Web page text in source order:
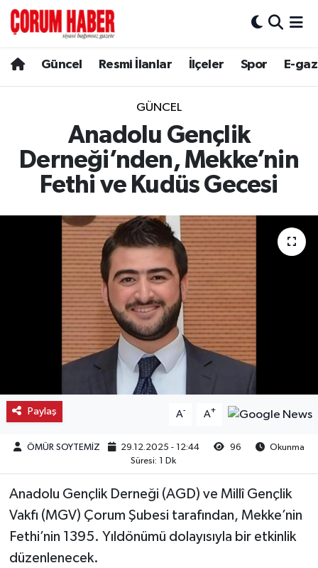
Güncel Resmi İlanlar İlçeler Spor E-
GÜNCEL
Anadolu Gençlik
Derneği’nden, Mekke’nin
Fethi ve Kudüs Gecesi
Paylaş A- A+
ÖMÜR SOYTEMİZ 29.12.2025 - 12:44 96
Okunma
Süresi: 1 Dk
Anadolu Gençlik Derneği (AGD) ve Millî Gençlik
Vakfı (MGV) Çorum Şubesi tarafından, Mekke’nin
Fethi’nin 1395. Yıldönümü dolayısıyla bir etkinlik
düzenlenecek.
Spor
Resmi İlanlar
Alaca
Boğazkale
Dodurga
İskilip
Kargı
Mecitözü
Oğuzlar
Ortaköy
Osmancık
Sungurlu
Hava Durumu
Çorum Namaz Vakitleri
Trafik Durumu
Tüm Manşetler
Son Dakika Haberleri
Haber Arşivi